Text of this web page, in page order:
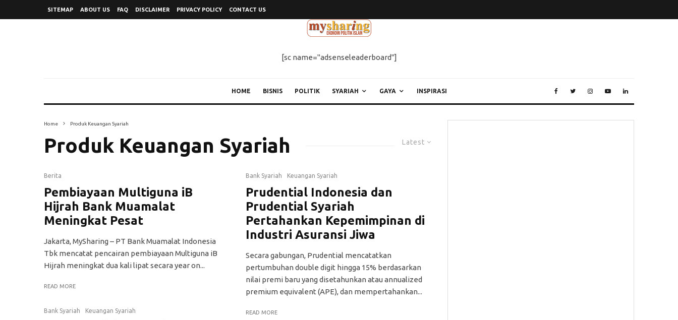
SITEMAP ABOUT US FAQ DISCLAIMER PRIVACY POLICY CONTACT US
[sc name="adsenseleaderboard"]
HOME BISNIS POLITIK SYARIAH GAYA INSPIRASI
Home Produk Keuangan Syariah
Latest
Produk Keuangan Syariah
Berita
Pembiayaan Multiguna iB
Hijrah Bank Muamalat
Meningkat Pesat
Jakarta, MySharing – PT Bank Muamalat Indonesia
Tbk mencatat pencairan pembiayaan Multiguna iB
Hijrah meningkat dua kali lipat secara year on...
READ MORE
Bank Syariah Keuangan Syariah
Bank Syariah Keuangan Syariah
Prudential Indonesia dan
Prudential Syariah
Pertahankan Kepemimpinan di
Industri Asuransi Jiwa
Secara gabungan, Prudential mencatatkan
pertumbuhan double digit hingga 15% berdasarkan
nilai premi baru yang disetahunkan atau annualized
premium equivalent (APE), dan mempertahankan...
READ MORE